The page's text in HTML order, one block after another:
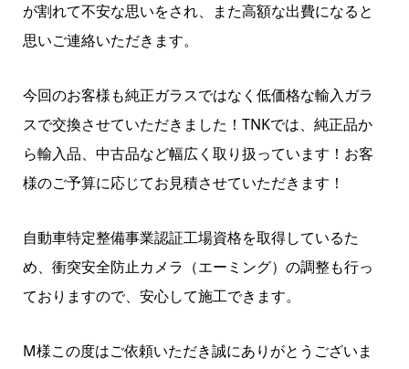
が割れて不安な思いをされ、また高額な出費になると
思いご連絡いただきます。
今回のお客様も純正ガラスではなく低価格な輸入ガラ
スで交換させていただきました！TNKでは、純正品か
ら輸入品、中古品など幅広く取り扱っています！お客
様のご予算に応じてお見積させていただきます！
自動車特定整備事業認証工場資格を取得しているた
め、衝突安全防止カメラ（エーミング）の調整も行っ
ておりますので、安心して施工できます。
M様この度はご依頼いただき誠にありがとうございま